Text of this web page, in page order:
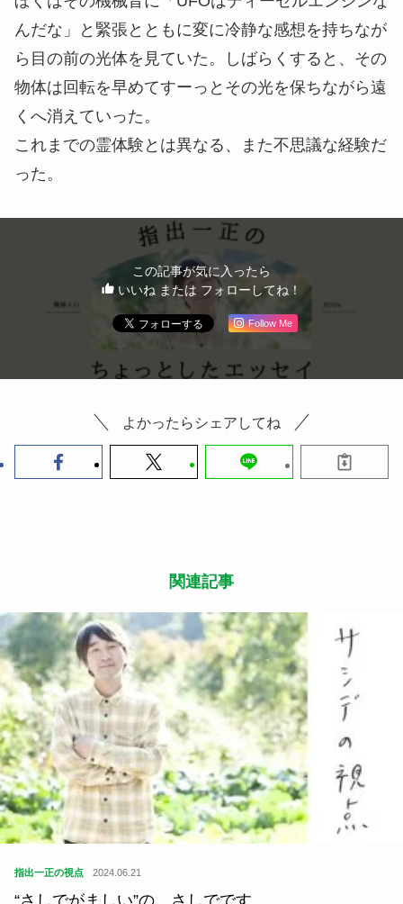
んだな」と緊張とともに変に冷静な感想を持ちなが
ら目の前の光体を見ていた。しばらくすると、その
物体は回転を早めてすーっとその光を保ちながら遠
くへ消えていった。
これまでの霊体験とは異なる、また不思議な経験だ
った。
この記事が気に入ったら
いいね または フォローしてね！
Follow Me
よかったらシェアしてね
関連記事
指出一正の視点 2024.06.21
“さしでがましい”の、さしでです